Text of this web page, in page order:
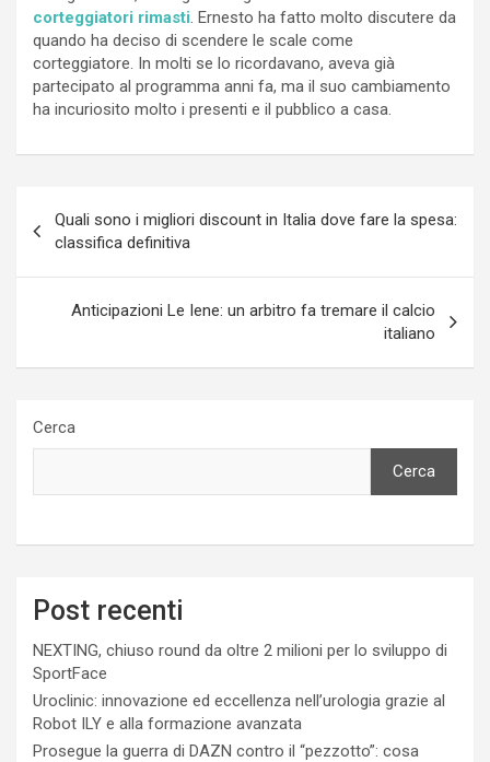
corteggiatori rimasti. Ernesto ha fatto molto discutere da
quando ha deciso di scendere le scale come
corteggiatore. In molti se lo ricordavano, aveva già
partecipato al programma anni fa, ma il suo cambiamento
ha incuriosito molto i presenti e il pubblico a casa.
articoli
Quali sono i migliori discount in Italia dove fare la spesa:
classifica definitiva
Anticipazioni Le Iene: un arbitro fa tremare il calcio
italiano
Cerca
Cerca
Post recenti
NEXTING, chiuso round da oltre 2 milioni per lo sviluppo di
SportFace
Uroclinic: innovazione ed eccellenza nell’urologia grazie al
Robot ILY e alla formazione avanzata
Prosegue la guerra di DAZN contro il “pezzotto”: cosa